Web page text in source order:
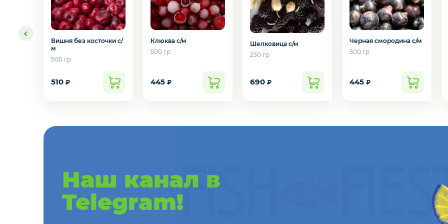
Креветки
Утки
Сухофрукты
Вишня без косточки с/
м
500 гр
510 ₽
Клюква с/м
500 гр
445 ₽
Шелковица с/м
250 гр
690 ₽
Черная смородина с/м
500 гр
445 ₽
Наш канал в
Telegram!
Да Нет